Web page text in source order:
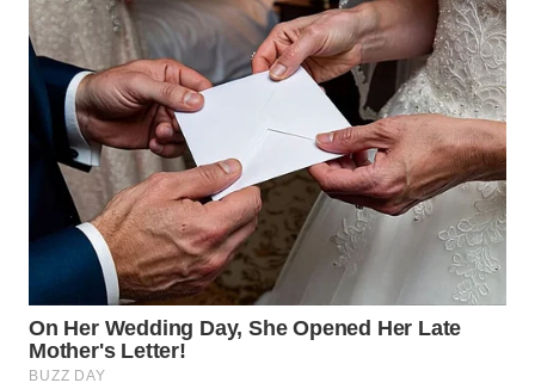
WN
LABUHANBATU
WN
TAPANULI
TENGAH
WN DELI
SERDANG
WN
TEBING